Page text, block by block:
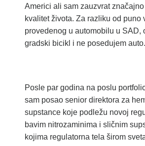
Americi ali sam zauzvrat
kvalitet života. Za razliku od puno
provedenog u automobilu u SAD,
gradski bicikl i ne posedujem auto.
Posle par godina na poslu
sam posao senior direktora za
supstance koje podležu novoj
bavim nitrozaminima i sličnim
kojima regulatorna tela širom